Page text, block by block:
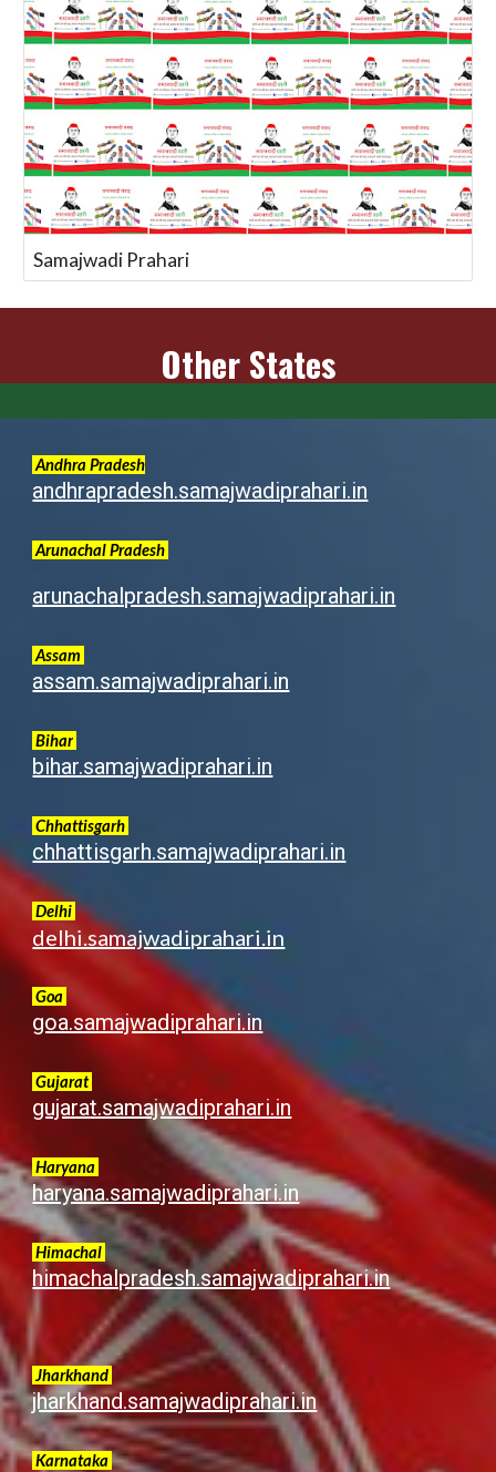
Samajwadi Prahari
Other States
Andhra Pradesh
andhrapradesh.samajwadiprahari.in
ArunachalPradesh
arunachalpradesh.samajwadiprahari.in
Assam
assam.samajwadiprahari.in
Bihar
bihar.samajwadiprahari.in
Chhattisgarh
chhattisgarh.samajwadiprahari.in
Delhi
delhi.samajwadiprahari.in
Goa
goa.samajwadiprahari.in
Gujarat
gujarat.samajwadiprahari.in
Haryana
haryana.samajwadiprahari.in
Himachal
himachalpradesh.samajwadiprahari.in
Jharkhand
jharkhand.samajwadiprahari.in
Karnataka